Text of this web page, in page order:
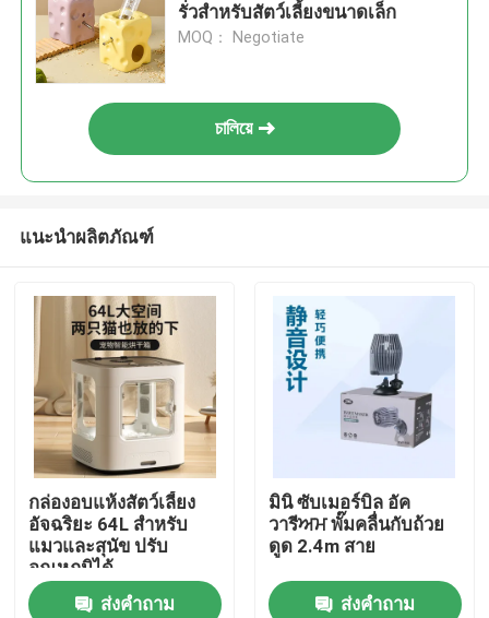
รั่วสําหรับสัตว์เลี้ยงขนาดเล็ก
MOQ： Negotiate
চালিয়ে
แนะนำผลิตภัณฑ์
กล่องอบแห้งสัตว์เลี้ยง
อัจฉริยะ 64L สำหรับ
แมวและสุนัข ปรับ
อุณหภูมิได้
ส่งคำถาม
มินิ ซับเมอร์บิล อัค
วารีਅਮ พั๊มคลื่นกับถ้วย
ดูด 2.4m สาย
ส่งคำถาม